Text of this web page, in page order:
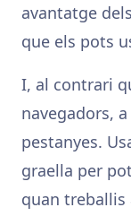
avantatge
que els pots
I, al contrari
navegadors,
pestanyes.
graella per
quan treballis